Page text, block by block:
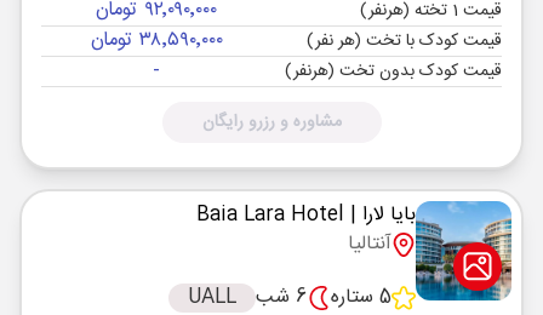
قیمت 1 تخته (هرنفر) ۹۲٬۰۹۰٬۰۰۰ تومان
قیمت کودک با تخت (هر نفر) ۳۸٬۵۹۰٬۰۰۰ تومان
قیمت کودک بدون تخت (هرنفر) -
مشاوره و رزرو رایگان
بایا لارا | Baia Lara Hotel
آنتالیا
5 ستاره
6 شب UALL